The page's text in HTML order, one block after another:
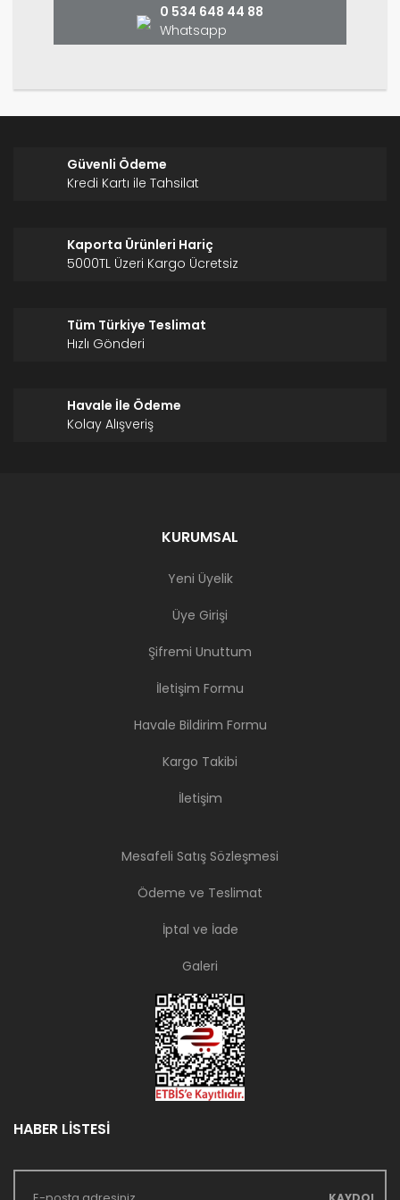
0 534 648 44 88
Whatsapp
Güvenli Ödeme
Kredi Kartı ile Tahsilat
Kaporta Ürünleri Hariç
5000TL Üzeri Kargo Ücretsiz
Tüm Türkiye Teslimat
Hızlı Gönderi
Havale İle Ödeme
Kolay Alışveriş
KURUMSAL
Yeni Üyelik
Üye Girişi
Şifremi Unuttum
İletişim Formu
Havale Bildirim Formu
Kargo Takibi
İletişim
Mesafeli Satış Sözleşmesi
Ödeme ve Teslimat
İptal ve İade
Galeri
HABER LİSTESİ